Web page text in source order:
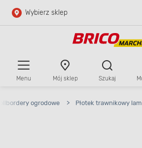
Przejdź do głównej zawartości
Wybierz sklep
Menu Mój sklep Szukaj
ogrodowe > Płotek trawnikowy